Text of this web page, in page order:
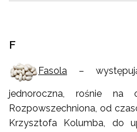
F
Fasola –
jednoroczna, rośnie na
Rozpowszechniona, od
Krzysztofa Kolumba, do